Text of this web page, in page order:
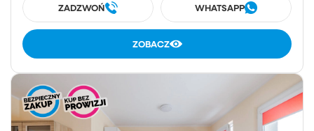
ZADZWOŃ WHATSAPP
ZOBACZ